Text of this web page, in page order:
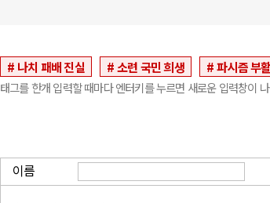
나치 패배 진실 소련 국민 희생 파시즘 부
태그를 한개 입력할 때마다 엔터키를 누르면 새로운 입력창이
이름